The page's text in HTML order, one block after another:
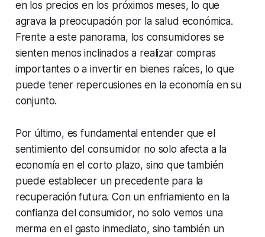
en los precios en los próximos meses, lo que
agrava la preocupación por la salud económica.
Frente a este panorama, los consumidores se
sienten menos inclinados a realizar compras
importantes o a invertir en bienes raíces, lo que
puede tener repercusiones en la economía en su
conjunto.
Por último, es fundamental entender que el
sentimiento del consumidor no solo afecta a la
economía en el corto plazo, sino que también
puede establecer un precedente para la
recuperación futura. Con un enfriamiento en la
confianza del consumidor, no solo vemos una
merma en el gasto inmediato, sino también un